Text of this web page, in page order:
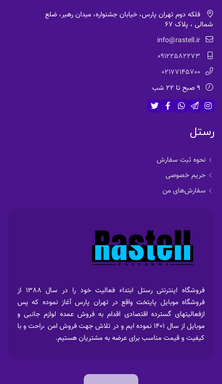
فلکه دوم تهران پارس، خیابان جشنواره، میدان رهبر، ضلع
شمالی ، پلاک 67
info@rastell.ir
09122582273
02177145700
9 صبح تا 22 شب
رستل
نحوه ثبت سفارش
حریم خصوصی
سفارش‌های من
فروشگاه اینترنتی رستل ابتداء فعالیت خود را در سال 1388 از
فروشگاه موبایل پایتخت واقع در تهران پارس آغاز نموده که پس
ازفعالیتهای گسترده اقتصادی اقدام به فروش عمده لوازم جانبی و
موبایل از سال 1401 نموده ایم و در تلاش جهت فروش امن ،راحت و با
کیفیت و قیمت مناسب برای عرضه به مشتریان هستیم.